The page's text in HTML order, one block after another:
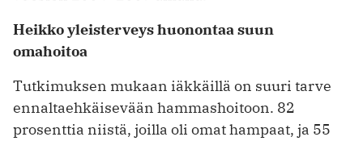
Heikko yleisterveys huonontaa suun
omahoitoa
Tutkimuksen mukaan iäkkäillä on suuri tarve
ennaltaehkäisevään hammashoitoon. 82
prosenttia niistä, joilla oli omat hampaat, ja 55